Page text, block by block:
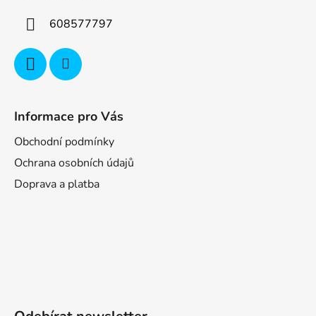
608577797
Informace pro Vás
Obchodní podmínky
Ochrana osobních údajů
Doprava a platba